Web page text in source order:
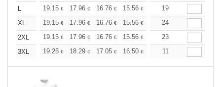
L
19.15 € 17.96 € 16.76 € 15.56 € 14.36€
19
XL
19.15 € 17.96 € 16.76 € 15.56 € 14.36€
24
2XL
19.15 € 17.96 € 16.76 € 15.56 € 14.36€
23
3XL
19.25 € 18.29 € 17.05 € 16.50 € 15.68€
11